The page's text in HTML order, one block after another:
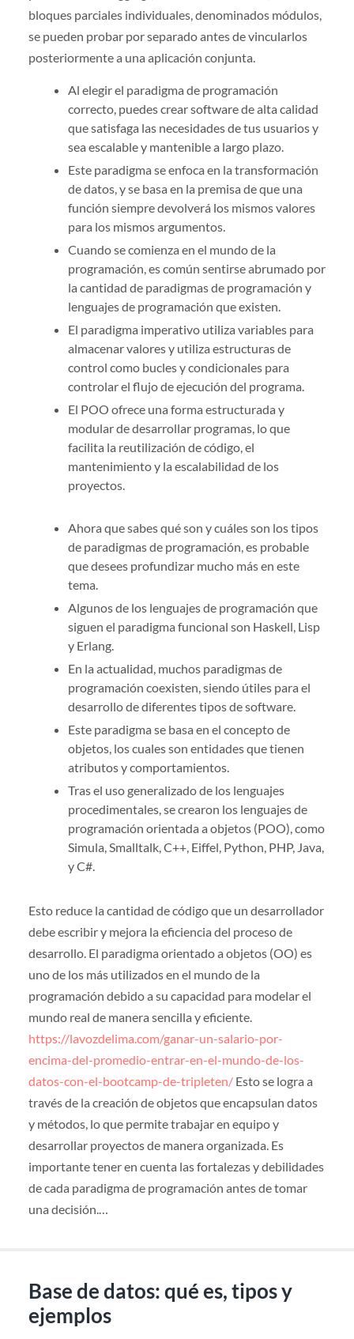
bloques parciales individuales, denominados módulos,
se pueden probar por separado antes de vincularlos
posteriormente a una aplicación conjunta.
Al elegir el paradigma de programación
correcto, puedes crear software de alta calidad
que satisfaga las necesidades de tus usuarios y
sea escalable y mantenible a largo plazo.
Este paradigma se enfoca en la transformación
de datos, y se basa en la premisa de que una
función siempre devolverá los mismos valores
para los mismos argumentos.
Cuando se comienza en el mundo de la
programación, es común sentirse abrumado por
la cantidad de paradigmas de programación y
lenguajes de programación que existen.
El paradigma imperativo utiliza variables para
almacenar valores y utiliza estructuras de
control como bucles y condicionales para
controlar el flujo de ejecución del programa.
El POO ofrece una forma estructurada y
modular de desarrollar programas, lo que
facilita la reutilización de código, el
mantenimiento y la escalabilidad de los
proyectos.
Ahora que sabes qué son y cuáles son los tipos
de paradigmas de programación, es probable
que desees profundizar mucho más en este
tema.
Algunos de los lenguajes de programación que
siguen el paradigma funcional son Haskell, Lisp
y Erlang.
En la actualidad, muchos paradigmas de
programación coexisten, siendo útiles para el
desarrollo de diferentes tipos de software.
Este paradigma se basa en el concepto de
objetos, los cuales son entidades que tienen
atributos y comportamientos.
Tras el uso generalizado de los lenguajes
procedimentales, se crearon los lenguajes de
programación orientada a objetos (POO), como
Simula, Smalltalk, C++, Eiffel, Python, PHP, Java,
y C#.
Esto reduce la cantidad de código que un desarrollador
debe escribir y mejora la eficiencia del proceso de
desarrollo. El paradigma orientado a objetos (OO) es
uno de los más utilizados en el mundo de la
programación debido a su capacidad para modelar el
mundo real de manera sencilla y eficiente.
https://lavozdelima.com/ganar-un-salario-por-
encima-del-promedio-entrar-en-el-mundo-de-los-
datos-con-el-bootcamp-de-tripleten/Esto se logra a
través de la creación de objetos que encapsulan datos
y métodos, lo que permite trabajar en equipo y
desarrollar proyectos de manera organizada. Es
importante tener en cuenta las fortalezas y debilidades
de cada paradigma de programación antes de tomar
una decisión.…
Base de datos: qué es, tipos y
ejemplos